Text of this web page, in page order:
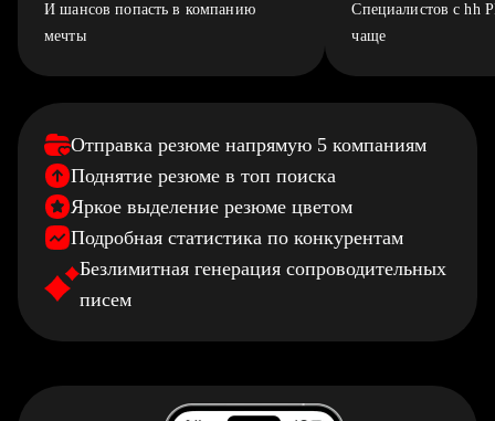
И шансов попасть в компанию
мечты
Специалистов с hh
чаще
Отправка резюме напрямую 5 компаниям
Поднятие резюме в топ поиска
Яркое выделение резюме цветом
Подробная статистика по конкурентам
Безлимитная генерация сопроводительных
писем